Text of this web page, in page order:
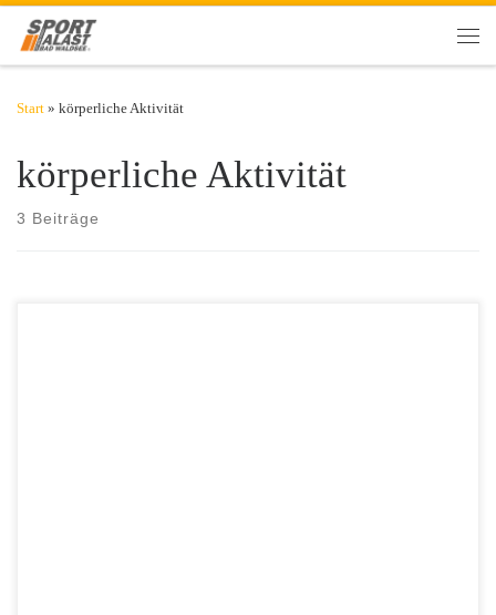
Zum Inhalt springen
Start » körperliche Aktivität
körperliche Aktivität
3 Beiträge